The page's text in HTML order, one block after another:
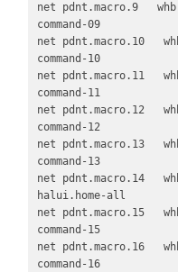
net pdnt.macro.9
command-09
net pdnt.macro.10
command-10
net pdnt.macro.11
command-11
net pdnt.macro.12
command-12
net pdnt.macro.13
command-13
net pdnt.macro.14
halui.home-all
net pdnt.macro.15
command-15
net pdnt.macro.16
command-16